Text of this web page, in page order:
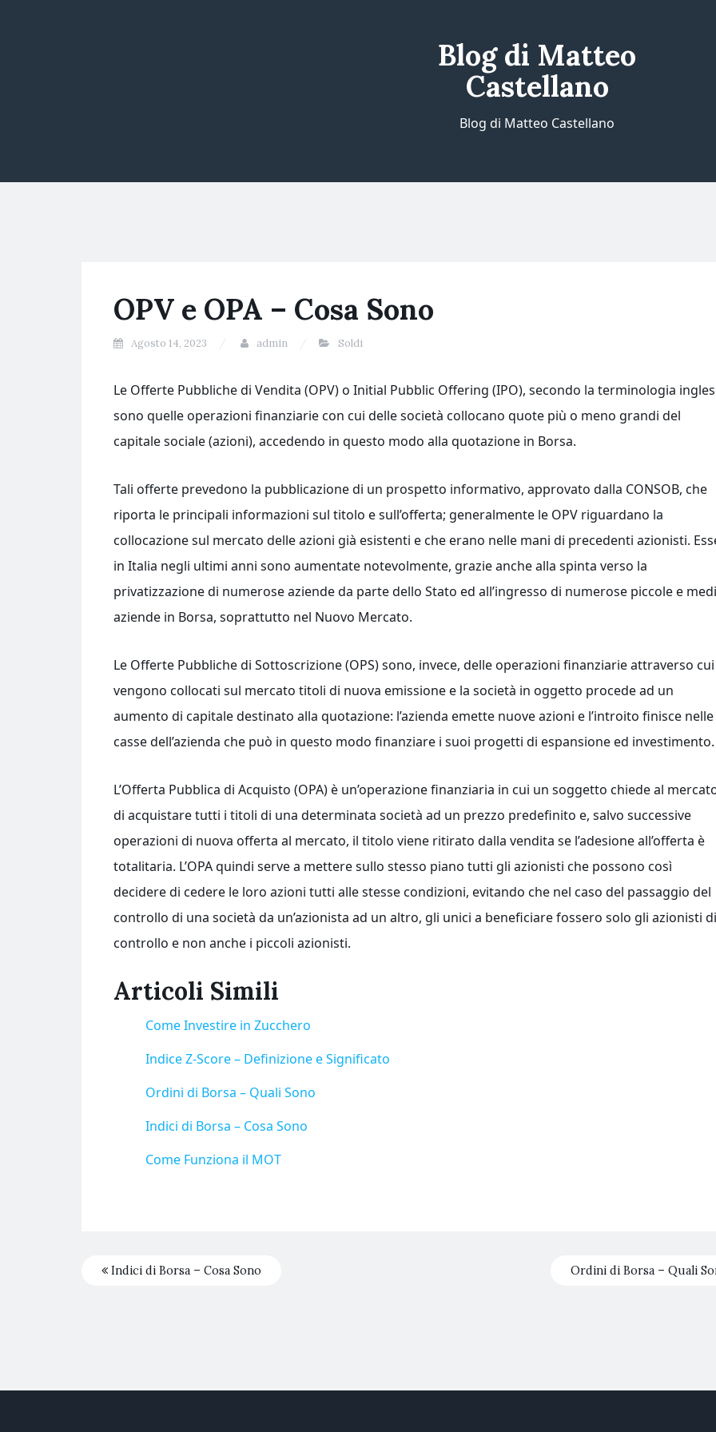
Blog di Matteo
Castellano
Blog di Matteo Castellano
OPV e OPA – Cosa Sono
Agosto 14, 2023 admin Soldi
Le Offerte Pubbliche di Vendita (OPV) o Initial Pubblic Offering (IPO), secondo la terminologia
sono quelle operazioni finanziarie con cui delle società collocano quote più o meno grandi del
capitale sociale (azioni), accedendo in questo modo alla quotazione in Borsa.
Tali offerte prevedono la pubblicazione di un prospetto informativo, approvato dalla CONSOB, che
riporta le principali informazioni sul titolo e sull’offerta; generalmente le OPV riguardano la
collocazione sul mercato delle azioni già esistenti e che erano nelle mani di precedenti azionisti.
in Italia negli ultimi anni sono aumentate notevolmente, grazie anche alla spinta verso la
privatizzazione di numerose aziende da parte dello Stato ed all’ingresso di numerose piccole e
aziende in Borsa, soprattutto nel Nuovo Mercato.
Le Offerte Pubbliche di Sottoscrizione (OPS) sono, invece, delle operazioni finanziarie attraverso cui
vengono collocati sul mercato titoli di nuova emissione e la società in oggetto procede ad un
aumento di capitale destinato alla quotazione: l’azienda emette nuove azioni e l’introito finisce nelle
casse dell’azienda che può in questo modo finanziare i suoi progetti di espansione ed investimento.
L’Offerta Pubblica di Acquisto (OPA) è un’operazione finanziaria in cui un soggetto chiede al
di acquistare tutti i titoli di una determinata società ad un prezzo predefinito e, salvo successive
operazioni di nuova offerta al mercato, il titolo viene ritirato dalla vendita se l’adesione all’offerta è
totalitaria. L’OPA quindi serve a mettere sullo stesso piano tutti gli azionisti che possono così
decidere di cedere le loro azioni tutti alle stesse condizioni, evitando che nel caso del passaggio del
controllo di una società da un’azionista ad un altro, gli unici a beneficiare fossero solo gli azionisti di
controllo e non anche i piccoli azionisti.
Articoli Simili
Come Investire in Zucchero
Indice Z-Score – Definizione e Significato
Ordini di Borsa – Quali Sono
Indici di Borsa – Cosa Sono
Come Funziona il MOT
Indici di Borsa – Cosa Sono Ordini di Borsa – Quali